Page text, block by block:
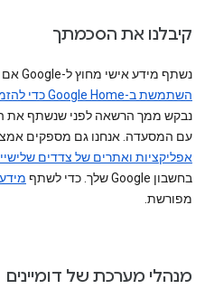
קיבלנו את הסכמתך
נשתף מידע אישי מחוץ ל-Google אם נקבל את הסכמתך. לדוגמה, אם
השתמשת ב-Google Home כדי להזמין מקום
נבקש ממך הרשאה לפני שנשתף את
עם המסעדה. אנחנו גם מספקים
אפליקציות ואתרים של צדדים
בחשבון Google שלך. כדי לשתף
מפורשת.
מנהלי מערכת של דומיינים